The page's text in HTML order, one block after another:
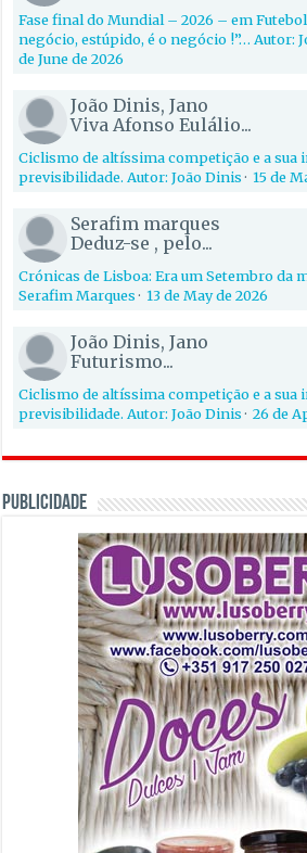
Fase final do Mundial – 2026 – em Futebol
negócio, estúpido, é o negócio !”… Autor:
de June de 2026
João Dinis, Jano
Viva Afonso Eulálio...
Ciclismo de altíssima competição e a sua
previsibilidade. Autor: João Dinis·15 de
Serafim marques
Deduz-se , pelo...
Crónicas de Lisboa: Era um Setembro da
Serafim Marques·13 de May de 2026
João Dinis, Jano
Futurismo...
Ciclismo de altíssima competição e a sua
previsibilidade. Autor: João Dinis·26 de
PUBLICIDADE